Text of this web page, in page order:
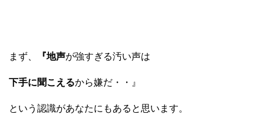
まず、 『地声が強すぎる汚い声は
下手に聞こえるから嫌だ・・』
という認識があなたにもあると思います。